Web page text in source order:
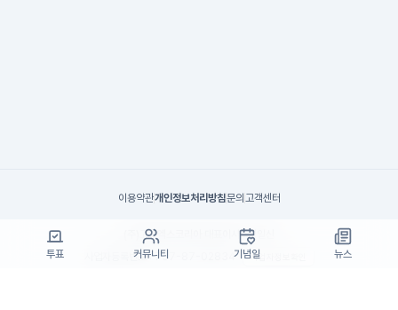
이용약관개인정보처리방침문의 고객센터
(주)고투엑스코리아 대표이사 : 김일신
사업자등록번호 : 737-87-02834
사업자정보확인
투표 커뮤니티 기념일 뉴스